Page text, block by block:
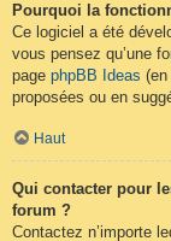
Pourquoi la
Ce logiciel a été
vous pensez qu’une
page phpBB Ideas
proposées ou en
Haut
Qui contacter pour
forum ?
Contactez n’importe